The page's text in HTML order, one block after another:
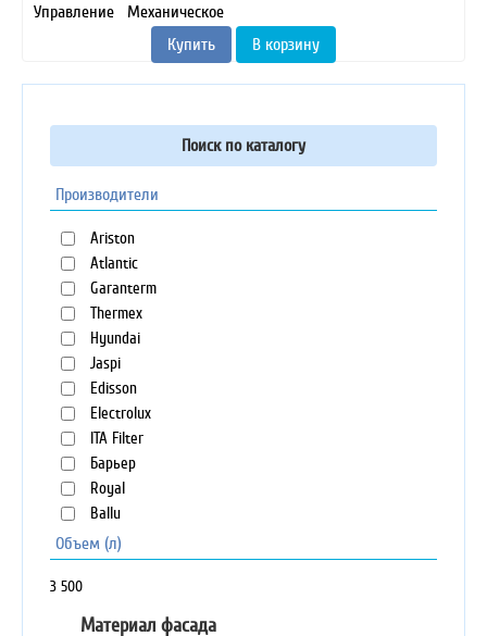
Управление
Механическое
Купить
В корзину
Поиск по каталогу
Производители
Ariston
Atlantic
Garanterm
Thermex
Hyundai
Jaspi
Edisson
Electrolux
ITA Filter
Барьер
Royal
Ballu
Объем (л)
3 500
Материал фасада